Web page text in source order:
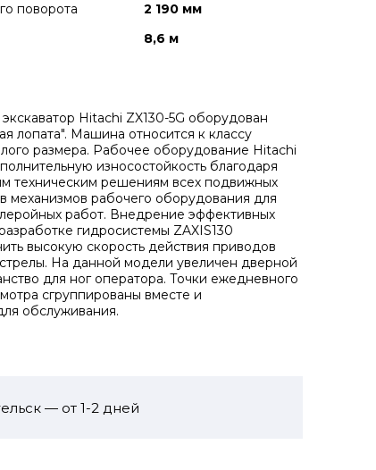
поворота
2 190 мм
8,6 м
Hitachi ZX130-5G оборудован
лопата". Машина относится к классу
размера. Рабочее оборудование Hitachi
износостойкость благодаря
техническим решениям всех подвижных
механизмов рабочего оборудования для
работ. Внедрение эффективных
гидросистемы ZAXIS130
высокую скорость действия приводов
На данной модели увеличен дверной
для ног оператора. Точки ежедневного
сгруппированы вместе и
обслуживания.
— от 1-2 дней